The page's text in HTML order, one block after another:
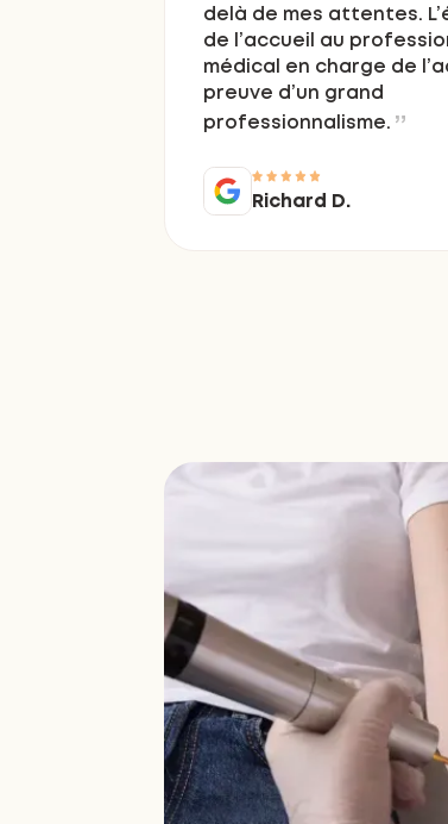
delà de mes attentes.
de l’accueil au
médical en charge de
preuve d’un grand
professionnalisme.
Richard D.